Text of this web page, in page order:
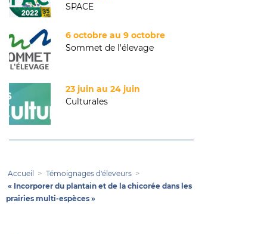
SPACE
6 octobre au 9 octobre
Sommet de l'élevage
23 juin au 24 juin
Culturales
Accueil
Témoignages d'éleveurs
« Incorporer du plantain et de la chicorée dans les
prairies multi-espèces »